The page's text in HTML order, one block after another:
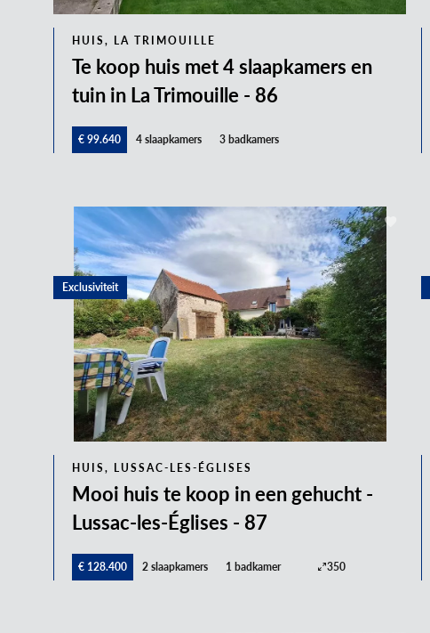
HUIS, LA TRIMOUILLE
Te koop huis met 4 slaapkamers en
tuin in La Trimouille - 86
€ 99.640 4 slaapkamers 3 badkamers
HUIS, LUSSAC-LES-ÉGLISES
Mooi huis te koop in een gehucht -
Lussac-les-Églises - 87
€ 128.400 2 slaapkamers 1 badkamer 350
Exclusiviteit